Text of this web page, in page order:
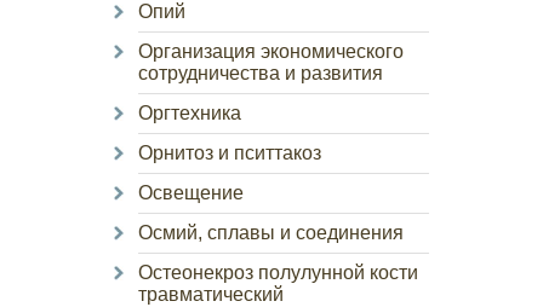
Опий
Организация экономического
сотрудничества и развития
Оргтехника
Орнитоз и пситтакоз
Освещение
Осмий, сплавы и соединения
Остеонекроз полулунной кости
травматический